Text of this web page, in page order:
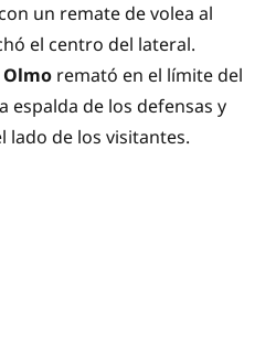
un remate de volea al
el centro del lateral.
Olmo remató en el límite del
espalda de los defensas y
lado de los visitantes.